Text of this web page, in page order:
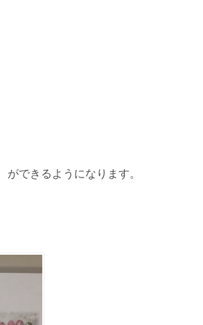
ができるようになります。